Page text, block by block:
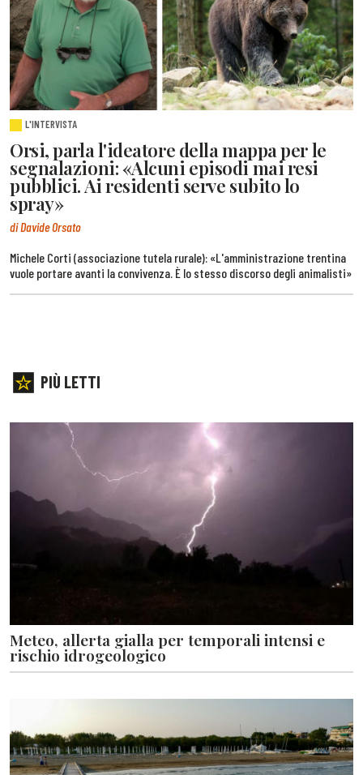
L'INTERVISTA
Orsi, parla l'ideatore della mappa per le
segnalazioni: «Alcuni episodi mai resi
pubblici. Ai residenti serve subito lo
spray»
di Davide Orsato
Michele Corti (associazione tutela rurale): «L'amministrazione trentina
vuole portare avanti la convivenza. È lo stesso discorso degli animalisti»
PIÙ LETTI
Meteo, allerta gialla per temporali intensi e
rischio idrogeologico